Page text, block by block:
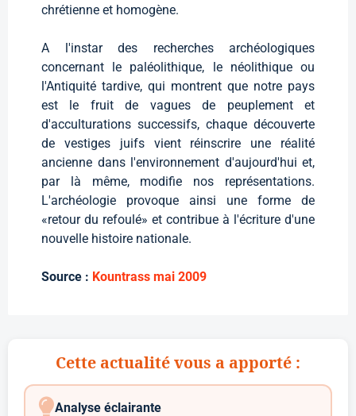
chrétienne et homogène.
A l'instar des recherches archéologiques
concernant le paléolithique, le néolithique ou
l'Antiquité tardive, qui montrent que notre pays
est le fruit de vagues de peuplement et
d'acculturations successifs, chaque découverte
de vestiges juifs vient réinscrire une réalité
ancienne dans l'environnement d'aujourd'hui et,
par là même, modifie nos représentations.
L'archéologie provoque ainsi une forme de
«retour du refoulé» et contribue à l'écriture d'une
nouvelle histoire nationale.
Source : Kountrass mai 2009
Cette actualité vous a apporté :
Analyse éclairante